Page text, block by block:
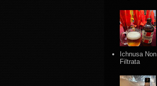
Ichnusa Non
Filtrata